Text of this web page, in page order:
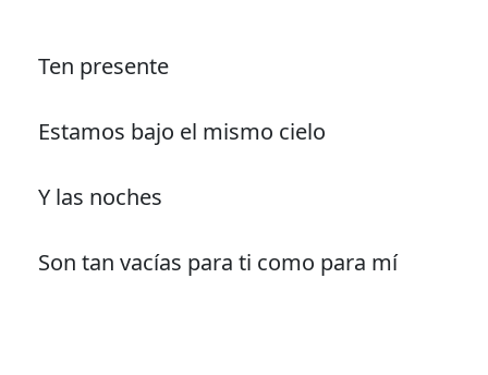
Ten presente
Estamos bajo el mismo cielo
Y las noches
Son tan vacías para ti como para mí